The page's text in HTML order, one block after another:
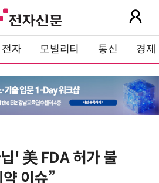
전자 모빌리티 통신 경제
' 美 FDA 허가 불
이슈”